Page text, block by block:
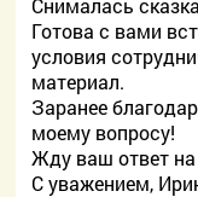
Снималась
Готова с вами
условия
материал.
Заранее
моему вопросу!
Жду ваш ответ
С уважением,